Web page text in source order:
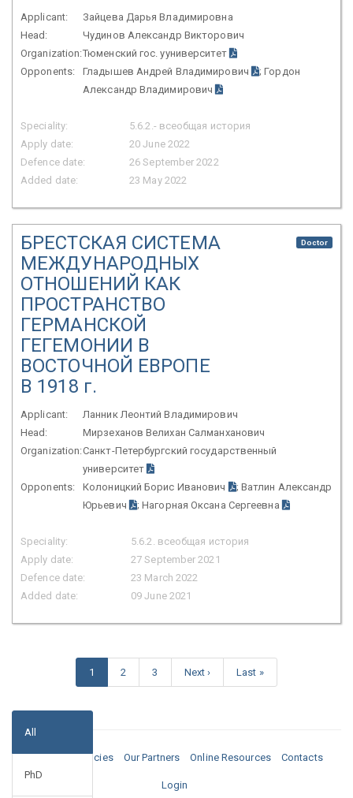
Applicant:
Зайцева Дарья Владимировна
Head:
Чудинов Александр Викторович
Organization:Тюменский гос. ууниверситет
Opponents:
Гладышев Андрей Владимирович
; Гордон
Александр Владимирович
Speciality:
5.6.2.- всеобщая история
Apply date:
20 June 2022
Defence date:
26 September 2022
Added date:
23 May 2022
БРЕСТСКАЯ СИСТЕМА
МЕЖДУНАРОДНЫХ
ОТНОШЕНИЙ КАК
ПРОСТРАНСТВО
ГЕРМАНСКОЙ
ГЕГЕМОНИИ В
ВОСТОЧНОЙ ЕВРОПЕ
В 1918 г.
Doctor
Applicant:
Ланник Леонтий Владимирович
Head:
Мирзеханов Велихан Салманханович
Organization:Санкт-Петербургский государственный
университет
Opponents:
Колоницкий Борис Иванович
; Ватлин Александр
Юрьевич
; Нагорная Оксана Сергеевна
Speciality:
5.6.2. всеобщая история
Apply date:
27 September 2021
Defence date:
23 March 2022
Added date:
09 June 2021
1 2 3 Next › Last »
All
PhD
Media Vacancies Our Partners Online Resources Contacts
Login